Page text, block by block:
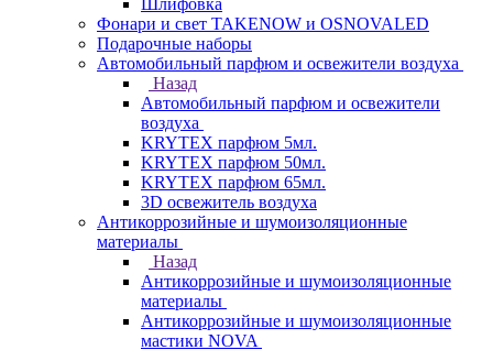
Шлифовка
Фонари и свет TAKENOW и OSNOVALED
Подарочные наборы
Автомобильный парфюм и освежители воздуха
Назад
Автомобильный парфюм и освежители
воздуха
KRYTEX парфюм 5мл.
KRYTEX парфюм 50мл.
KRYTEX парфюм 65мл.
3D освежитель воздуха
Антикоррозийные и шумоизоляционные
материалы
Назад
Антикоррозийные и шумоизоляционные
материалы
Антикоррозийные и шумоизоляционные
мастики NOVA